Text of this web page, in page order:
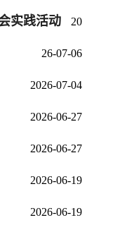
实践活动 20
26-07-06
2026-07-04
2026-06-27
2026-06-27
2026-06-19
2026-06-19